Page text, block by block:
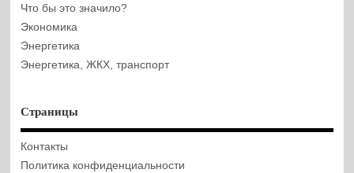
Что бы это значило?
Экономика
Энергетика
Энергетика, ЖКХ, транспорт
Страницы
Контакты
Политика конфиденциальности